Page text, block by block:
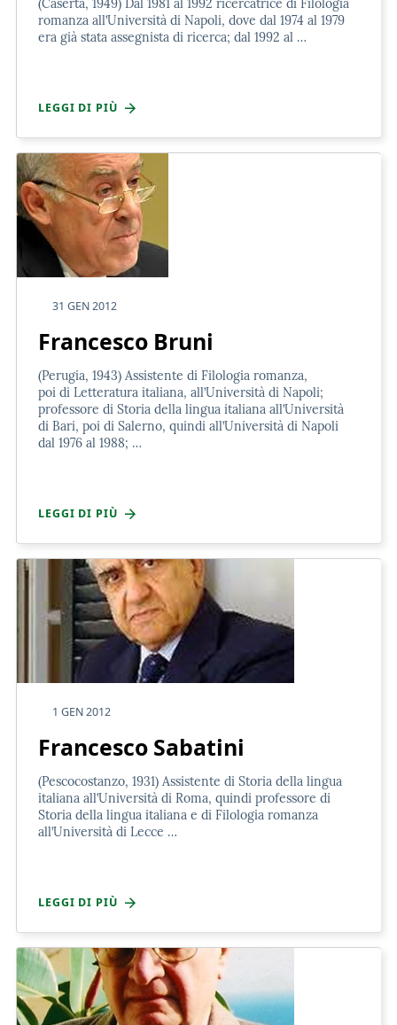
(Caserta, 1949) Dal 1981 al 1992 ricercatrice di Filologia
romanza all’Università di Napoli, dove dal 1974 al 1979
era già stata assegnista di ricerca; dal 1992 al …
LEGGI DI PIÙ
31 GEN 2012
Francesco Bruni
(Perugia, 1943) Assistente di Filologia romanza,
poi di Letteratura italiana, all’Università di Napoli;
professore di Storia della lingua italiana all’Università
di Bari, poi di Salerno, quindi all’Università di Napoli
dal 1976 al 1988; …
LEGGI DI PIÙ
1 GEN 2012
Francesco Sabatini
(Pescocostanzo, 1931) Assistente di Storia della lingua
italiana all’Università di Roma, quindi professore di
Storia della lingua italiana e di Filologia romanza
all’Università di Lecce …
LEGGI DI PIÙ